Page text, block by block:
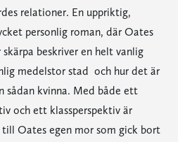
relationer. En uppriktig,
personlig roman, där Oates
beskriver en helt vanlig
medelstor stad  och hur det är
kvinna. Med både ett
och ett klassperspektiv är
till Oates egen mor som gick bort